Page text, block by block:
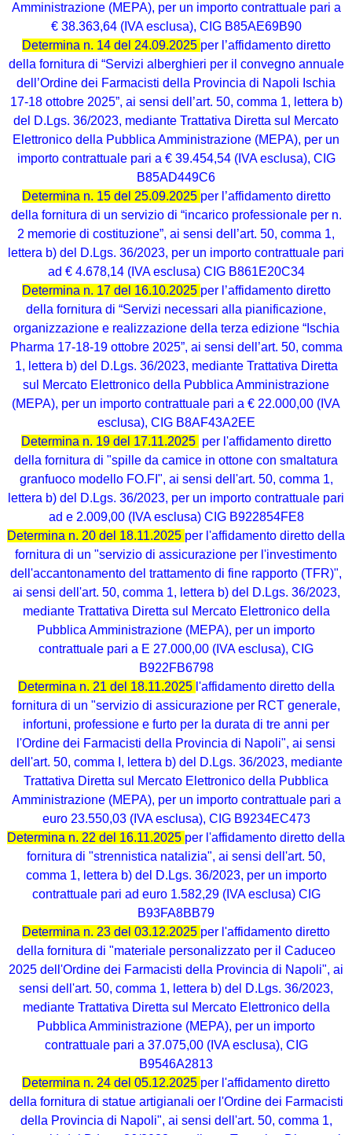
Amministrazione (MEPA), per un importo contrattuale pari a
€ 38.363,64 (IVA esclusa), CIG B85AE69B90
Determina n. 14 del 24.09.2025 per l’affidamento diretto
della fornitura di “Servizi alberghieri per il convegno annuale
dell’Ordine dei Farmacisti della Provincia di Napoli Ischia
17-18 ottobre 2025”, ai sensi dell’art. 50, comma 1, lettera b)
del D.Lgs. 36/2023, mediante Trattativa Diretta sul Mercato
Elettronico della Pubblica Amministrazione (MEPA), per un
importo contrattuale pari a € 39.454,54 (IVA esclusa), CIG
B85AD449C6
Determina n. 15 del 25.09.2025 per l’affidamento diretto
della fornitura di un servizio di “incarico professionale per n.
2 memorie di costituzione”, ai sensi dell’art. 50, comma 1,
lettera b) del D.Lgs. 36/2023, per un importo contrattuale pari
ad € 4.678,14 (IVA esclusa) CIG B861E20C34
Determina n. 17 del 16.10.2025 per l’affidamento diretto
della fornitura di “Servizi necessari alla pianificazione,
organizzazione e realizzazione della terza edizione “Ischia
Pharma 17-18-19 ottobre 2025”, ai sensi dell’art. 50, comma
1, lettera b) del D.Lgs. 36/2023, mediante Trattativa Diretta
sul Mercato Elettronico della Pubblica Amministrazione
(MEPA), per un importo contrattuale pari a € 22.000,00 (IVA
esclusa), CIG B8AF43A2EE
Determina n. 19 del 17.11.2025 per l'affidamento diretto
della fornitura di "spille da camice in ottone con smaltatura
granfuoco modello FO.FI", ai sensi dell'art. 50, comma 1,
lettera b) del D.Lgs. 36/2023, per un importo contrattuale pari
ad e 2.009,00 (IVA esclusa) CIG B922854FE8
Determina n. 20 del 18.11.2025 per l'affidamento diretto della
fornitura di un "servizio di assicurazione per l'investimento
dell'accantonamento del trattamento di fine rapporto (TFR)",
ai sensi dell'art. 50, comma 1, lettera b) del D.Lgs. 36/2023,
mediante Trattativa Diretta sul Mercato Elettronico della
Pubblica Amministrazione (MEPA), per un importo
contrattuale pari a E 27.000,00 (IVA esclusa), CIG
B922FB6798
Determina n. 21 del 18.11.2025 l'affidamento diretto della
fornitura di un "servizio di assicurazione per RCT generale,
infortuni, professione e furto per la durata di tre anni per
l'Ordine dei Farmacisti della Provincia di Napoli", ai sensi
dell'art. 50, comma I, lettera b) del D.Lgs. 36/2023, mediante
Trattativa Diretta sul Mercato Elettronico della Pubblica
Amministrazione (MEPA), per un importo contrattuale pari a
euro 23.550,03 (IVA esclusa), CIG B9234EC473
Determina n. 22 del 16.11.2025 per l'affidamento diretto della
fornitura di "strennistica natalizia", ai sensi dell'art. 50,
comma 1, lettera b) del D.Lgs. 36/2023, per un importo
contrattuale pari ad euro 1.582,29 (IVA esclusa) CIG
B93FA8BB79
Determina n. 23 del 03.12.2025 per l'affidamento diretto
della fornitura di "materiale personalizzato per il Caduceo
2025 dell'Ordine dei Farmacisti della Provincia di Napoli", ai
sensi dell'art. 50, comma 1, lettera b) del D.Lgs. 36/2023,
mediante Trattativa Diretta sul Mercato Elettronico della
Pubblica Amministrazione (MEPA), per un importo
contrattuale pari a 37.075,00 (IVA esclusa), CIG
B9546A2813
Determina n. 24 del 05.12.2025 per l'affidamento diretto
della fornitura di statue artigianali oer l'Ordine dei Farmacisti
della Provincia di Napoli", ai sensi dell'art. 50, comma 1,